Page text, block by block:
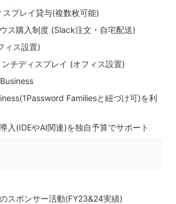
プレイ貸与(複数枚可能)
ス購入制度 (Slack注文・自宅配送)
ィス設置)
チディスプレイ (オフィス設置)
Familiesと紐づけ可)を利
入(IDEやAI関連)を独自予算でサポート
スポンサー活動(FY23&24実績)